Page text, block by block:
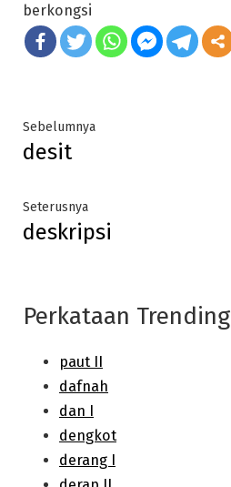
berkongsi
Post
navigation
SebelumnyaPrevious
desit
SeterusnyaNext
post:
deskripsi
Perkataan Trending